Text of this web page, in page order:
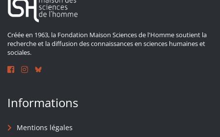
Créée en 1963, la Fondation Maison Sciences de l'Homme soutient la
recherche et la diffusion des connaissances en sciences humaines et
sociales.
Informations
Mentions légales